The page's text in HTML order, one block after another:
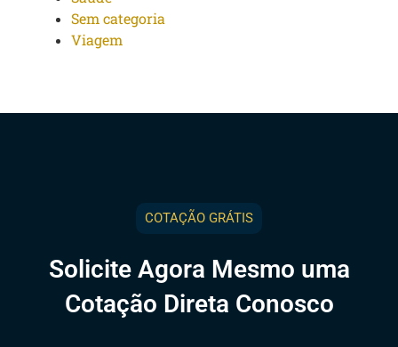
Sem categoria
Viagem
COTAÇÃO GRÁTIS
Solicite Agora Mesmo uma
Cotação Direta Conosco